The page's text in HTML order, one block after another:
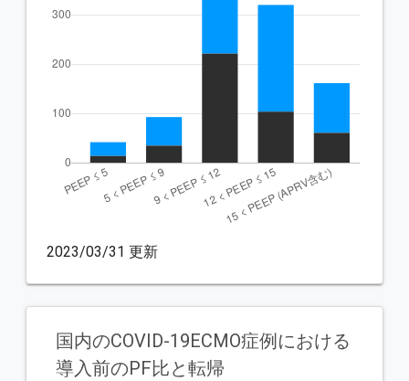
2023/03/31 更新
国内のCOVID-19ECMO症例における
導入前のPF比と転帰